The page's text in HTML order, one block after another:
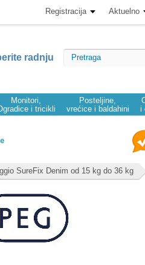
Registracija Aktuelno
radnju
Monitori,
i tricikli
Posteljine,
vrećice i baldahini
i
SureFix Denim od 15 kg do 36 kg